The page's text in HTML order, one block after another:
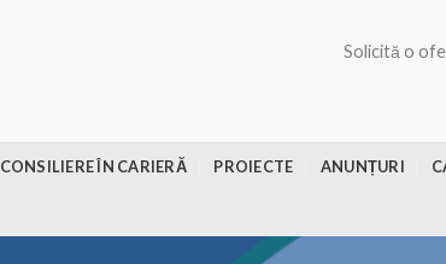
Solicită o
CONSILIERE ÎN CARIERĂ PROIECTE ANUNȚURI